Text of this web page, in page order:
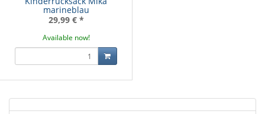
marineblau
29,99 € *
Available now!